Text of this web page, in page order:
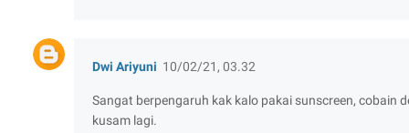
Dwi Ariyuni 10/02/21, 03.32
Sangat berpengaruh kak kalo pakai sunscreen, cobain
kusam lagi.